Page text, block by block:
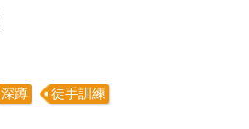
深蹲 徒手訓練